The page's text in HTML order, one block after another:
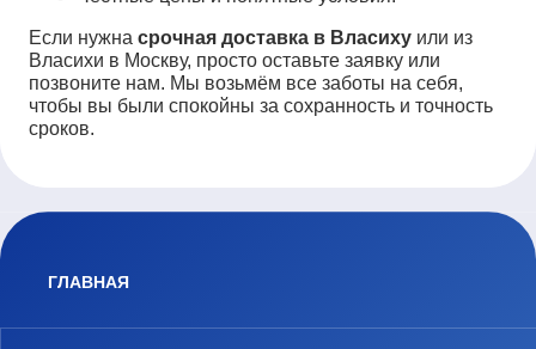
Если нужна срочная доставка в Власиху или из
Власихи в Москву, просто оставьте заявку или
позвоните нам. Мы возьмём все заботы на себя,
чтобы вы были спокойны за сохранность и точность
сроков.
ГЛАВНАЯ